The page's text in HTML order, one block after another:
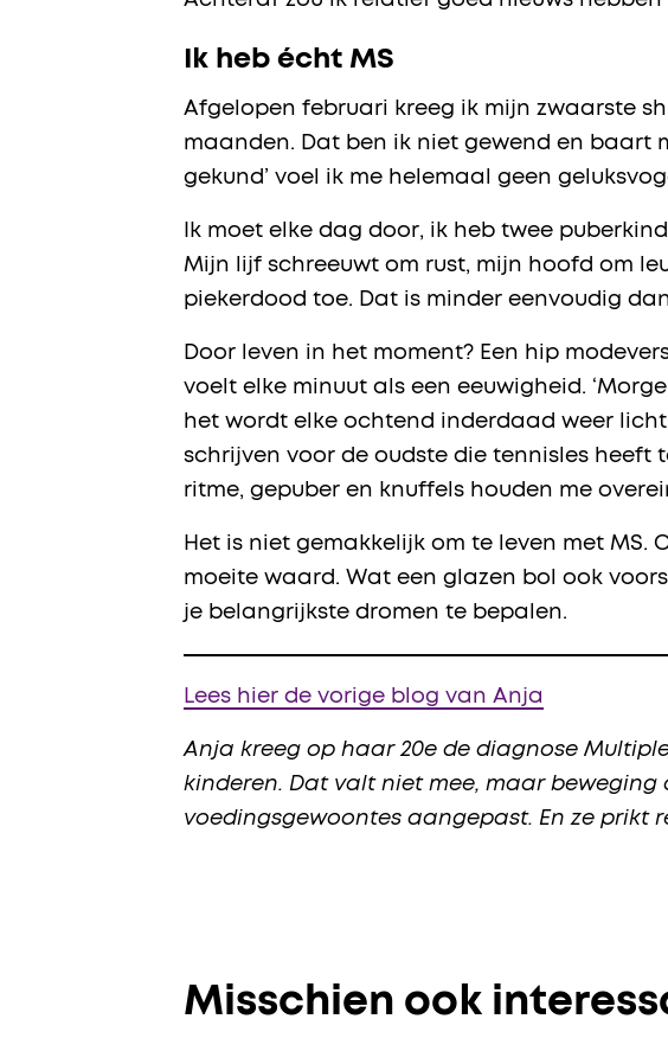
Ik heb écht MS
Afgelopen februari kreeg ik mijn zwaarste
maanden. Dat ben ik niet gewend en baart
gekund’ voel ik me helemaal geen
Ik moet elke dag door, ik heb twee
Mijn lijf schreeuwt om rust, mijn hoofd om
piekerdood toe. Dat is minder eenvoudig
Door leven in het moment? Een hip
voelt elke minuut als een eeuwigheid.
het wordt elke ochtend inderdaad weer
schrijven voor de oudste die tennisles heeft
ritme, gepuber en knuffels houden me
Het is niet gemakkelijk om te leven met MS.
moeite waard. Wat een glazen bol ook
je belangrijkste dromen te bepalen.
Lees hier de vorige blog van Anja
Anja kreeg op haar 20e de diagnose
kinderen. Dat valt niet mee, maar
voedingsgewoontes aangepast. En ze prikt
Misschien ook